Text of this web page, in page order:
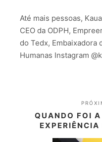
Até mais pessoas,
CEO da ODPH,
do Tedx, Embaixadora
Humanas Instagram
QUANDO FOI